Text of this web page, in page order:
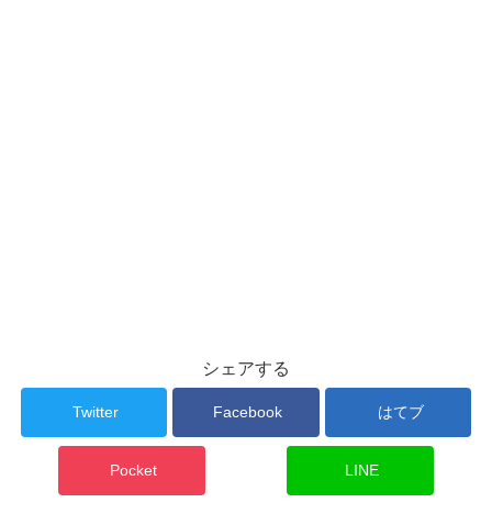
シェアする
Twitter Facebook はてブ
Pocket LINE